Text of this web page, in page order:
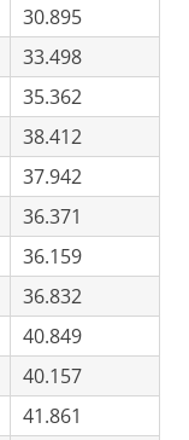
30.895
33.498
35.362
38.412
37.942
36.371
36.159
36.832
40.849
40.157
41.861